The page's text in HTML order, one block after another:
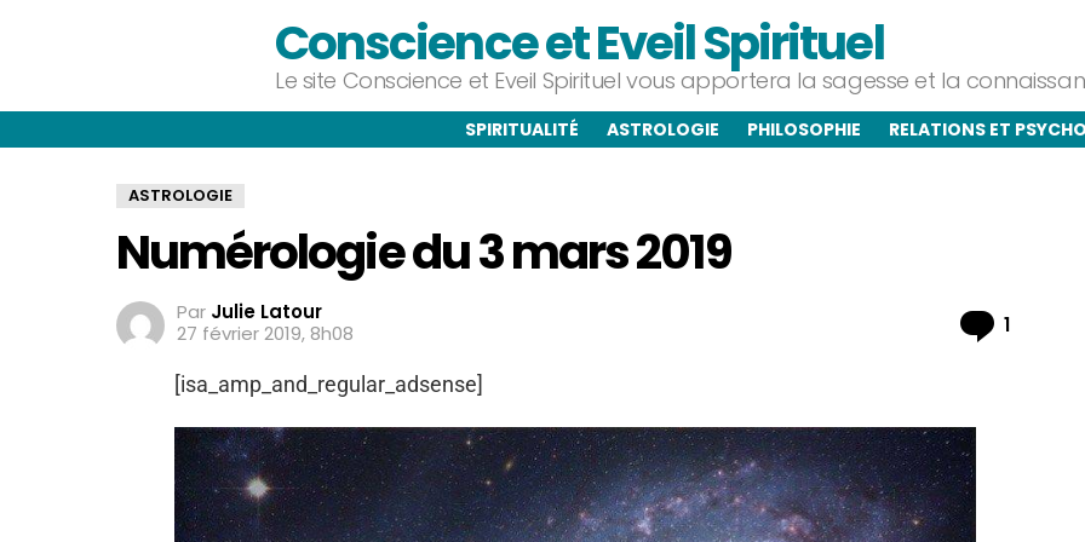
Conscience et Eveil Spirituel
Le site Conscience et Eveil Spirituel vous apportera la sagesse et la
SPIRITUALITÉ ASTROLOGIE PHILOSOPHIE RELATIONS ET
ASTROLOGIE
Numérologie du 3 mars 2019
Par Julie Latour
27 février 2019, 8h08
1
[isa_amp_and_regular_adsense]